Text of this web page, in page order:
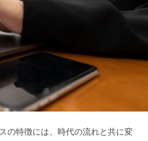
の特徴には、時代の流れと共に変